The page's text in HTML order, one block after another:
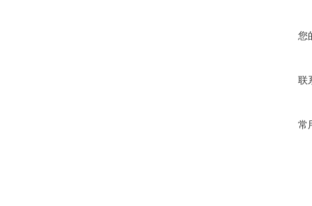
您
联
常